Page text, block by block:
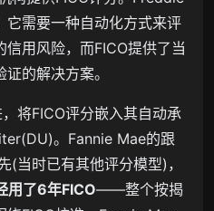
需要一种自动化方式来评
用风险，而FICO提供了当
的解决方案。
将FICO评分嵌入其自动承
。Fannie Mae的跟
(当时已有其他评分模型)，
用了6年FICO——整个按揭